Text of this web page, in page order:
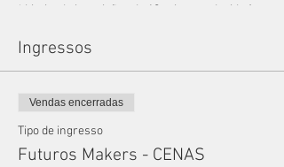
* Limite de inscrições de 10 crianças devido às
Ingressos
Vendas encerradas
Tipo de ingresso
Futuros Makers - CENAS